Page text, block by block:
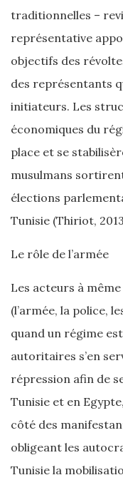
traditionnelles –
représentative
objectifs des
des représentants
initiateurs. Les
économiques du
place et se
musulmans
élections
Tunisie (Thiriot,
Le rôle de l’armée
Les acteurs à
(l’armée, la police,
quand un régime
autoritaires s’en
répression afin de
Tunisie et en
côté des
obligeant les
Tunisie la